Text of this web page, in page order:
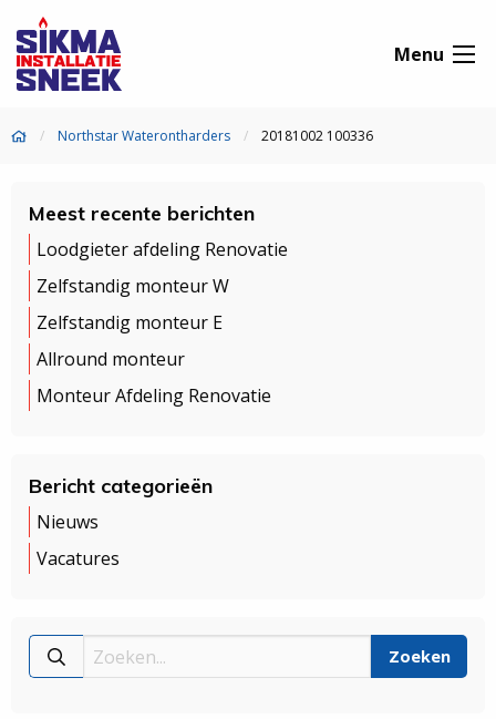
Menu
Northstar Waterontharders 20181002 100336
Meest recente berichten
Loodgieter afdeling Renovatie
Zelfstandig monteur W
Zelfstandig monteur E
Allround monteur
Monteur Afdeling Renovatie
Bericht categorieën
Nieuws
Vacatures